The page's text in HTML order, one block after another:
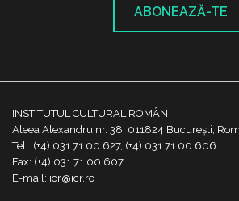
ABONEAZĂ-TE
INSTITUTUL CULTURAL ROMÂN
Aleea Alexandru nr. 38, 011824 București,
Tel.: (+4) 031 71 00 627, (+4) 031 71 00 606
Fax: (+4) 031 71 00 607
E-mail: icr@icr.ro